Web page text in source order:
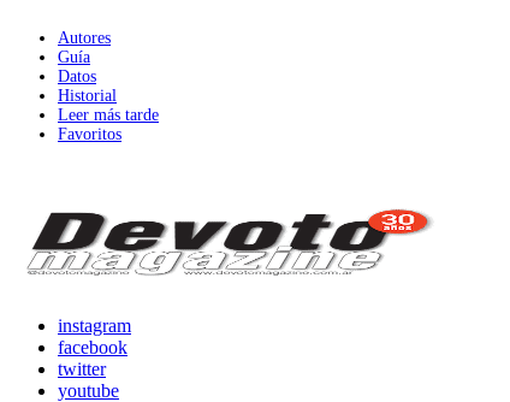
Autores
Guía
Datos
Historial
Leer más tarde
Favoritos
instagram
facebook
twitter
youtube